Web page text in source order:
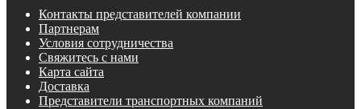
Контакты представителей компании
Партнерам
Условия сотрудничества
Свяжитесь с нами
Карта сайта
Доставка
Представители транспортных компаний